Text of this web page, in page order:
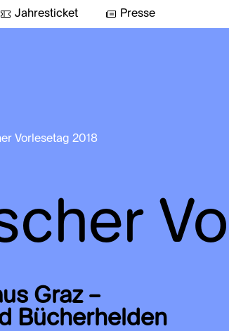
Jahresticket Presse
Vorlesetag 2018
Graz –
Bücherhelden